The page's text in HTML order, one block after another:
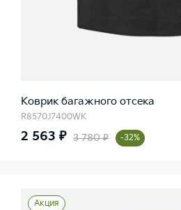
Коврик багажного отсека
R8570J7400WK
2 563 ₽ 3 780 ₽ -32%
Акция